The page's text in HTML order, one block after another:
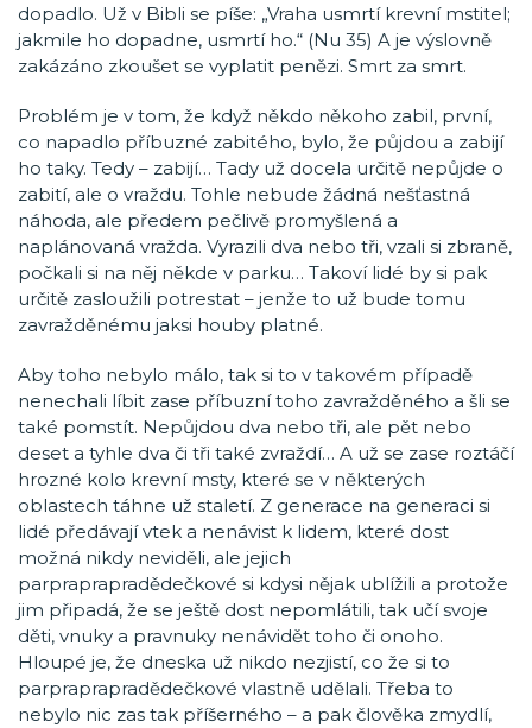
dopadlo. Už v Bibli se píše: „Vraha usmrtí krevní mstitel;
jakmile ho dopadne, usmrtí ho.“ (Nu 35) A je výslovně
zakázáno zkoušet se vyplatit penězi. Smrt za smrt.
Problém je v tom, že když někdo někoho zabil, první,
co napadlo příbuzné zabitého, bylo, že půjdou a zabijí
ho taky. Tedy – zabijí… Tady už docela určitě nepůjde o
zabití, ale o vraždu. Tohle nebude žádná nešťastná
náhoda, ale předem pečlivě promyšlená a
naplánovaná vražda. Vyrazili dva nebo tři, vzali si zbraně,
počkali si na něj někde v parku… Takoví lidé by si pak
určitě zasloužili potrestat – jenže to už bude tomu
zavražděnému jaksi houby platné.
Aby toho nebylo málo, tak si to v takovém případě
nenechali líbit zase příbuzní toho zavražděného a šli se
také pomstít. Nepůjdou dva nebo tři, ale pět nebo
deset a tyhle dva či tři také zvraždí… A už se zase roztáčí
hrozné kolo krevní msty, které se v některých
oblastech táhne už staletí. Z generace na generaci si
lidé předávají vtek a nenávist k lidem, které dost
možná nikdy neviděli, ale jejich
parpraprapradědečkové si kdysi nějak ublížili a protože
jim připadá, že se ještě dost nepomlátili, tak učí svoje
děti, vnuky a pravnuky nenávidět toho či onoho.
Hloupé je, že dneska už nikdo nezjistí, co že si to
parpraprapradědečkové vlastně udělali. Třeba to
nebylo nic zas tak příšerného – a pak člověka zmydlí,